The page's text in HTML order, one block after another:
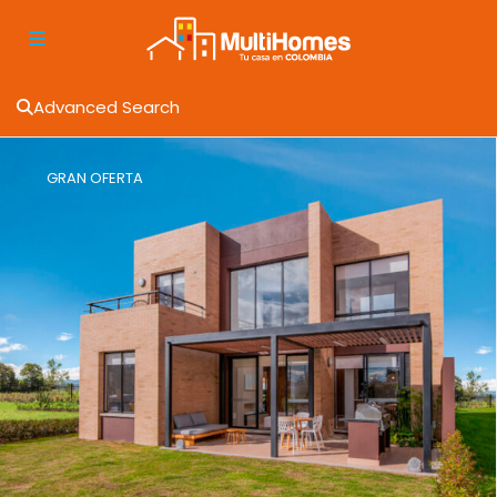
Advanced Search
GRAN OFERTA